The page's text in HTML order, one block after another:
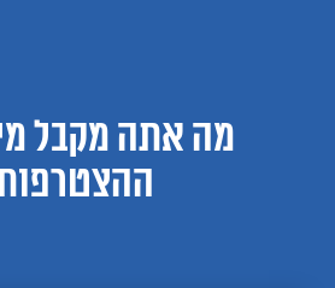
מה אתה מקבל